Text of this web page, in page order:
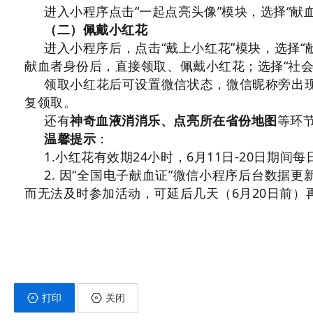
进入小程序点击“一起点亮头像”模块，选择“
（二）佩戴小红花
进入小程序后，点击“戴上小红花”模块，选择“
献血者身份后，直接领取、佩戴小红花；选择“社
领取小红花后可设置微信状态，微信昵称旁
复领取。
还有神奇血液消消乐、点亮所在省份地图等环
温馨提示 ：
1.小红花有效期24小时，6月11日-20日期间
2. 因“全国电子献血证”微信小程序后台数据
而无法及时参加活动，可延后几天（6月20日前）
打印 关闭